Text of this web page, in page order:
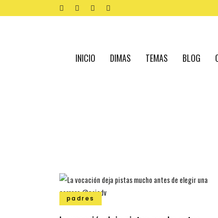
INICIO DIMAS TEMAS BLOG
padres